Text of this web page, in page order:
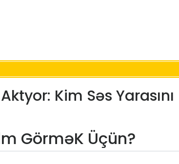
Kim Səs Yarasını
GörməK Üçün?